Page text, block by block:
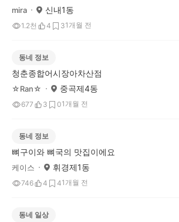
mira 신내1동
1.2천 4 31개월 전
동네 정보
청춘종합어시장아차산점
☆Ran☆ 중곡제4동
677 3 01개월 전
동네 정보
뼈구이와 뼈국의 맛집이에요
케이스 휘경제1동
746 4 41개월 전
동네 일상